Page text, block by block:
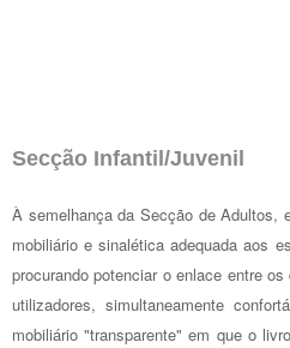
Secção Infantil/Juvenil
À semelhança da Secção de Adultos,
mobiliário e sinalética adequada aos
procurando potenciar o enlace entre
utilizadores, simultaneamente
mobiliário "transparente" em que o